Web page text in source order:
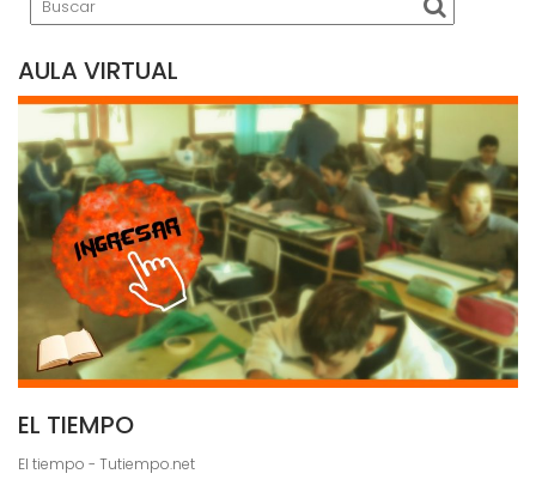
AULA VIRTUAL
EL TIEMPO
El tiempo - Tutiempo.net